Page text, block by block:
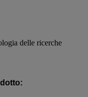
delle ricerche